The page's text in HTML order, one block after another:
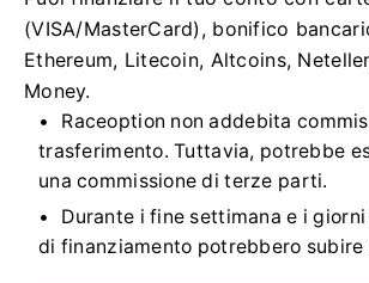
(VISA/MasterCard), bonifico
Ethereum, Litecoin, Altcoins,
Money.
Raceoption non addebita
trasferimento.Tuttavia, potrebbe
una commissione di terze parti.
Durante i fine settimana e i
di finanziamento potrebbero